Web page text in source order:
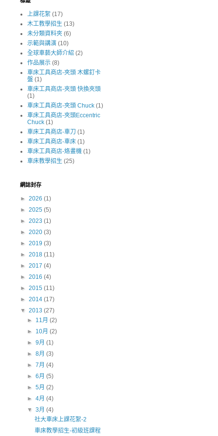
上課花絮 (17)
木工教學招生 (13)
未分類資料夾 (6)
示範與講演 (10)
全球車藝大師介紹 (2)
作品展示 (8)
車床工具商店-夾頭 木螺釘卡
盤 (1)
車床工具商店-夾頭 快換夾頭
(1)
車床工具商店-夾頭 Chuck (1)
車床工具商店-夾頭Eccentric
Chuck (1)
車床工具商店-車刀 (1)
車床工具商店-車床 (1)
車床工具商店-烙畫機 (1)
車床教學招生 (25)
網誌封存
► 2026 (1)
► 2025 (5)
► 2023 (1)
► 2020 (3)
► 2019 (3)
► 2018 (11)
► 2017 (4)
► 2016 (4)
► 2015 (11)
► 2014 (17)
▼ 2013 (27)
► 11月(2)
► 10月(2)
►9月(1)
►8月(3)
►7月(4)
►6月(5)
►5月(2)
►4月(4)
▼3月(4)
社大車床上課花絮-2
車床教學招生-初級班課程